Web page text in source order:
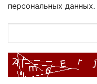
персональных данных.